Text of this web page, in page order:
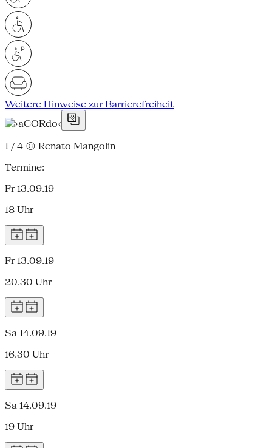
Weitere Hinweise zur Barrierefreiheit
1 / 4 © Renato Mangolin
Termine:
Fr 13.09.19
18 Uhr
Fr 13.09.19
20.30 Uhr
Sa 14.09.19
16.30 Uhr
Sa 14.09.19
19 Uhr